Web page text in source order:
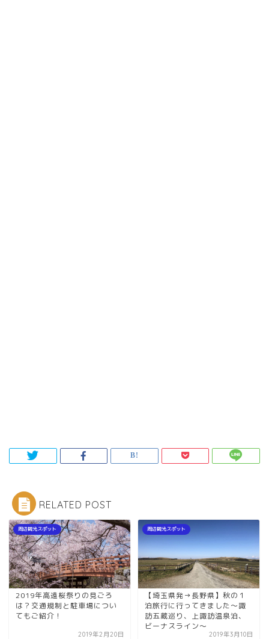
RELATED POST
周辺観光スポット
2019年高遠桜祭りの見ごろ
は？交通規制と駐車場につい
てもご紹介！
2019年2月20日
周辺観光スポット
【埼玉県発→長野県】秋の１
泊旅行に行ってきました〜諏
訪五蔵巡り、上諏訪温泉泊、
ビーナスライン〜
2019年3月10日